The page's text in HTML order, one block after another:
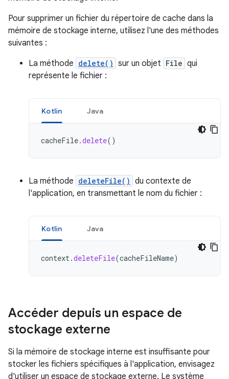
Pour supprimer un fichier du répertoire de cache dans la
mémoire de stockage interne, utilisez l'une des méthodes
suivantes :
La méthode delete() sur un objet File qui
représente le fichier :
Kotlin Java
cacheFile.delete()
La méthode deleteFile() du contexte de
l'application, en transmettant le nom du fichier :
Kotlin Java
context.deleteFile(cacheFileName)
Accéder depuis un espace de
stockage externe
Si la mémoire de stockage interne est insuffisante pour
stocker les fichiers spécifiques à l'application, envisagez
d'utiliser un espace de stockage externe. Le système